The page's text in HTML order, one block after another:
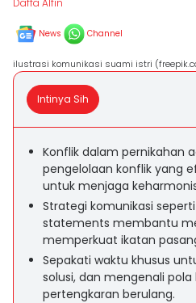
Daffa Alfin
News Channel
ilustrasi komunikasi suami istri
Intinya Sih
Konflik dalam pernikahan
pengelolaan konflik yang
untuk menjaga
Strategi komunikasi
statements membantu
memperkuat ikatan
Sepakati waktu khusus
solusi, dan mengenali
pertengkaran berulang.